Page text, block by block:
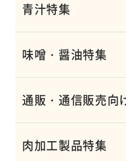
青汁特集
味噌・醤油特集
通販・通信販売向
肉加工製品特集